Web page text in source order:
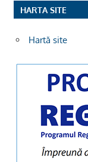
HARTA SITE
Hartă site